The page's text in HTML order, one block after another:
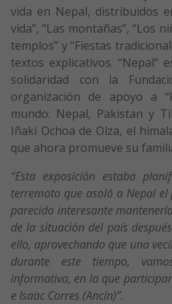
vida en Nepal, distribuidos
vida”, “Las montañas”, “Los
templos” y “Fiestas
textos explicativos. “Nepal”
solidaridad con la
organización de apoyo a
mundo: Nepal, Pakistan y
Iñaki Ochoa de Olza, el
que ahora promueve su
“Esta exposición estaba
terremoto que asoló a Nepal
parecido interesante
de la situación del país
ello, aprovechando que una
durante este tiempo,
informativa, en la que
e Isaac Corres (Ancín)”.